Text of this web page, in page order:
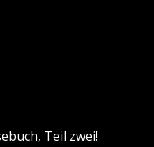
Teil zwei!